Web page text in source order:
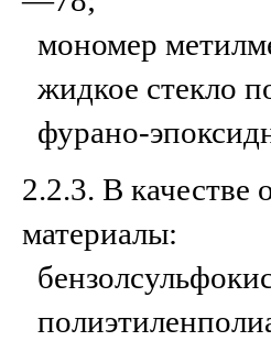
мономер
жидкое стекло
фурано-
2.2.3. В
материалы: